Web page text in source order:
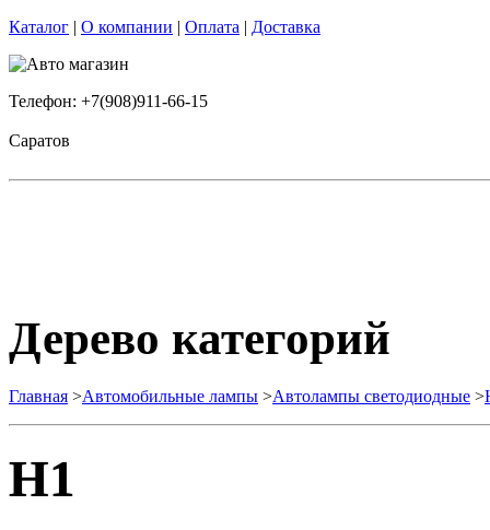
Каталог | О компании | Оплата | Доставка
Телефон: +7(908)911-66-15
Саратов
Дерево категорий
Главная >Автомобильные лампы >Автолампы светодиодные >
H1